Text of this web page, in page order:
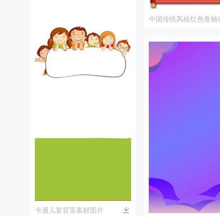
卡通儿童背景素材图片
中国传统风格红色卷轴